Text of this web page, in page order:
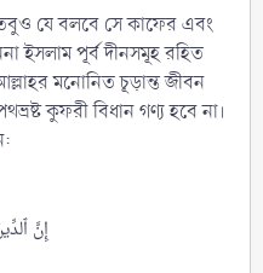
যে বলবে সে কাফের এবং
ইসলাম পূর্ব দীনসমূহ রহিত
মনোনিত চূড়ান্ত জীবন
কুফরী বিধান গণ্য হবে না।
﴿ إِنَّ